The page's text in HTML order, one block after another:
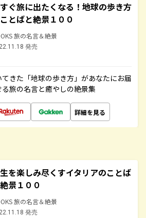
ぐ旅に出たくなる！地球の歩き方
とばと絶景１００
旅の名言＆絶景
発売
きた「地球の歩き方」があなたにお届
旅の名言と癒やしの絶景集
詳細を見る
を楽しみ尽くすイタリアのことば
景１００
旅の名言＆絶景
発売